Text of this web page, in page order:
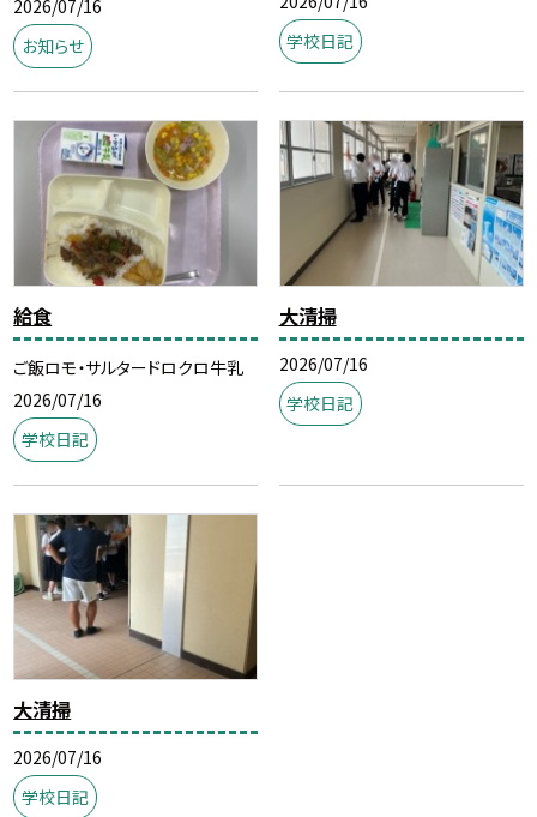
2026/07/16
お知らせ
学校日記
給食
ご飯ロモ・サルタードロクロ牛乳
2026/07/16
学校日記
大清掃
2026/07/16
学校日記
大清掃
2026/07/16
学校日記